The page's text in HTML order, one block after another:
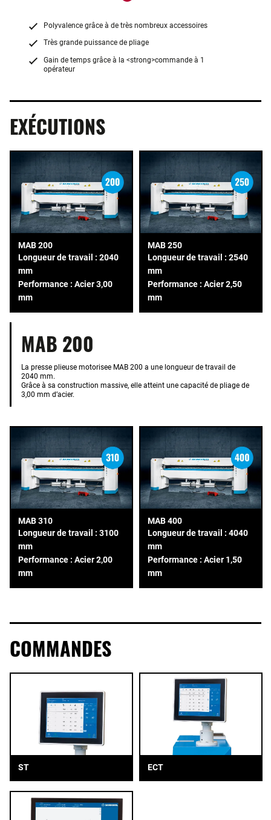
Polyvalence grâce à de très nombreux accessoires
Très grande puissance de pliage
Gain de temps grâce à la <strong>commande à 1
opérateur
EXÉCUTIONS
MAB 200
Longueur de travail : 2040
mm
Performance : Acier 3,00
mm
MAB 250
Longueur de travail : 2540
mm
Performance : Acier 2,50
mm
MAB 200
La presse plieuse motorisee MAB 200 a une longueur de travail de
2040 mm.
Grâce à sa construction massive, elle atteint une capacité de pliage de
3,00 mm d’acier.
MAB 310
Longueur de travail : 3100
mm
Performance : Acier 2,00
mm
MAB 400
Longueur de travail : 4040
mm
Performance : Acier 1,50
mm
COMMANDES
ST ECT